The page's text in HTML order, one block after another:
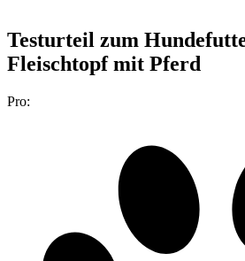
Testurteil zum
Fleischtopf mit Pferd
Pro: